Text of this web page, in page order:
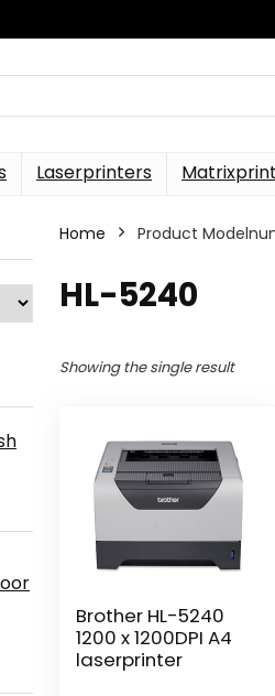
Laserprinters
Home Product
‎HL-5240
Showing the single result
Brother HL-5240
1200 x 1200DPI A4
laserprinter